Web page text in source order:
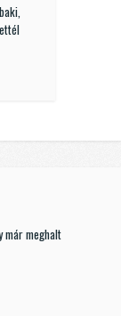
már meghalt